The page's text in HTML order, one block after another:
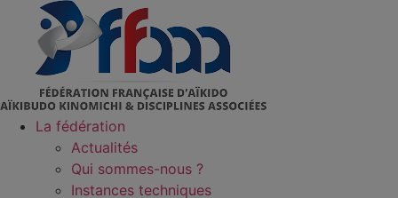
contenu
La fédération
Actualités
Qui sommes-nous ?
Instances techniques